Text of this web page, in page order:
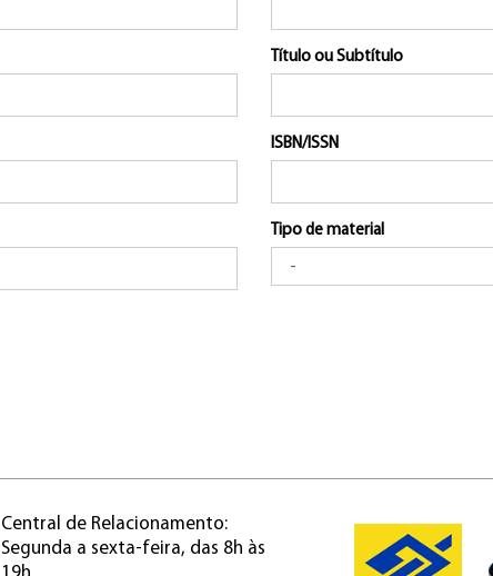
Título ou Subtítulo
ISBN/ISSN
Tipo de material
Central de Relacionamento:
Segunda a sexta-feira, das 8h às